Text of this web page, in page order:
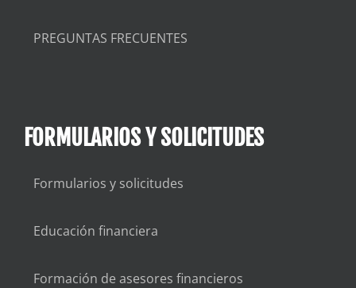
PREGUNTAS FRECUENTES
FORMULARIOS Y SOLICITUDES
Formularios y solicitudes
Educación financiera
Formación de asesores financieros